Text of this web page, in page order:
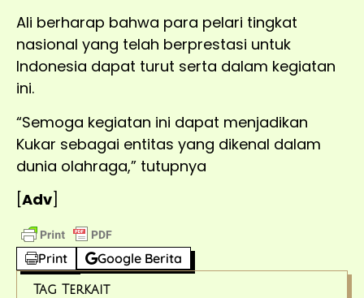
Ali berharap bahwa para pelari tingkat
nasional yang telah berprestasi untuk
Indonesia dapat turut serta dalam kegiatan
ini.
“Semoga kegiatan ini dapat menjadikan
Kukar sebagai entitas yang dikenal dalam
dunia olahraga,” tutupnya
[Adv]
Print Google Berita
Tag Terkait